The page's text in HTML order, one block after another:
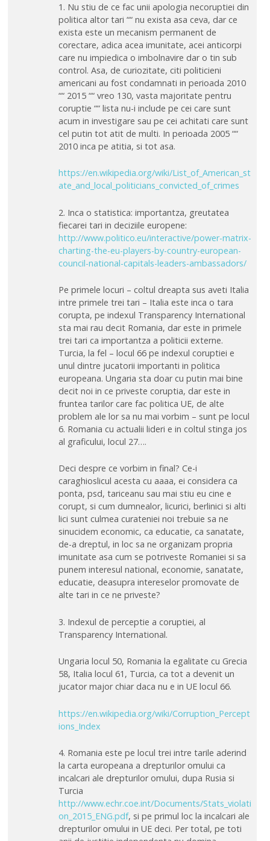
1. Nu stiu de ce fac unii apologia necoruptiei din
politica altor tari ““ nu exista asa ceva, dar ce
exista este un mecanism permanent de
corectare, adica acea imunitate, acei anticorpi
care nu impiedica o imbolnavire dar o tin sub
control. Asa, de curiozitate, citi politicieni
americani au fost condamnati in perioada 2010
““ 2015 ““ vreo 130, vasta majoritate pentru
coruptie ““ lista nu-i include pe cei care sunt
acum in investigare sau pe cei achitati care sunt
cel putin tot atit de multi. In perioada 2005 ““
2010 inca pe atitia, si tot asa.
https://en.wikipedia.org/wiki/List_of_American_st
ate_and_local_politicians_convicted_of_crimes
2. Inca o statistica: importantza, greutatea
fiecarei tari in deciziile europene:
http://www.politico.eu/interactive/power-matrix-
charting-the-eu-players-by-country-european-
council-national-capitals-leaders-ambassadors/
Pe primele locuri – coltul dreapta sus aveti Italia
intre primele trei tari – Italia este inca o tara
corupta, pe indexul Transparency International
sta mai rau decit Romania, dar este in primele
trei tari ca importantza a politicii externe.
Turcia, la fel – locul 66 pe indexul coruptiei e
unul dintre jucatorii importanti in politica
europeana. Ungaria sta doar cu putin mai bine
decit noi in ce priveste coruptia, dar este in
fruntea tarilor care fac politica UE, de alte
problem ale lor sa nu mai vorbim – sunt pe locul
6. Romania cu actualii lideri e in coltul stinga jos
al graficului, locul 27….
Deci despre ce vorbim in final? Ce-i
caraghioslicul acesta cu aaaa, ei considera ca
ponta, psd, tariceanu sau mai stiu eu cine e
corupt, si cum dumnealor, licurici, berlinici si alti
lici sunt culmea curateniei noi trebuie sa ne
sinucidem economic, ca educatie, ca sanatate,
de-a dreptul, in loc sa ne organizam propria
imunitate asa cum se potriveste Romaniei si sa
punem interesul national, economie, sanatate,
educatie, deasupra intereselor promovate de
alte tari in ce ne priveste?
3. Indexul de perceptie a coruptiei, al
Transparency International.
Ungaria locul 50, Romania la egalitate cu Grecia
58, Italia locul 61, Turcia, ca tot a devenit un
jucator major chiar daca nu e in UE locul 66.
https://en.wikipedia.org/wiki/Corruption_Percept
ions_Index
4. Romania este pe locul trei intre tarile aderind
la carta europeana a drepturilor omului ca
incalcari ale drepturilor omului, dupa Rusia si
Turcia
http://www.echr.coe.int/Documents/Stats_violati
on_2015_ENG.pdf, si pe primul loc la incalcari ale
drepturilor omului in UE deci. Per total, pe toti